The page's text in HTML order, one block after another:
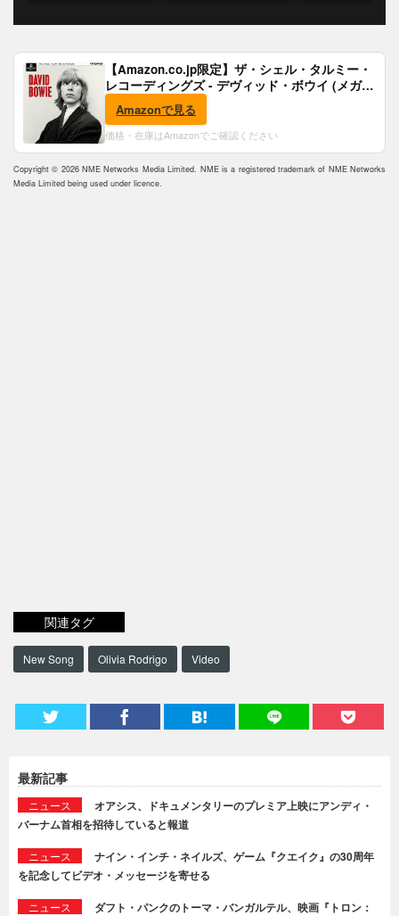
【Amazon.co.jp限定】ザ・シェル・タルミー・
レコーディングズ - デヴィッド・ボウイ (メガジ
ャケ付)
Amazonで見る
価格・在庫はAmazonでご確認ください
Copyright © 2026 NME Networks Media Limited. NME is a registered trademark of NME Networks
Media Limited being used under licence.
関連タグ
New Song Olivia Rodrigo Video
最新記事
ニュース
オアシス、ドキュメンタリーのプレミア上映にアンディ・
バーナム首相を招待していると報道
ニュース
ナイン・インチ・ネイルズ、ゲーム『クエイク』の30周年
を記念してビデオ・メッセージを寄せる
ニュース
ダフト・パンクのトーマ・バンガルテル、映画『トロン：